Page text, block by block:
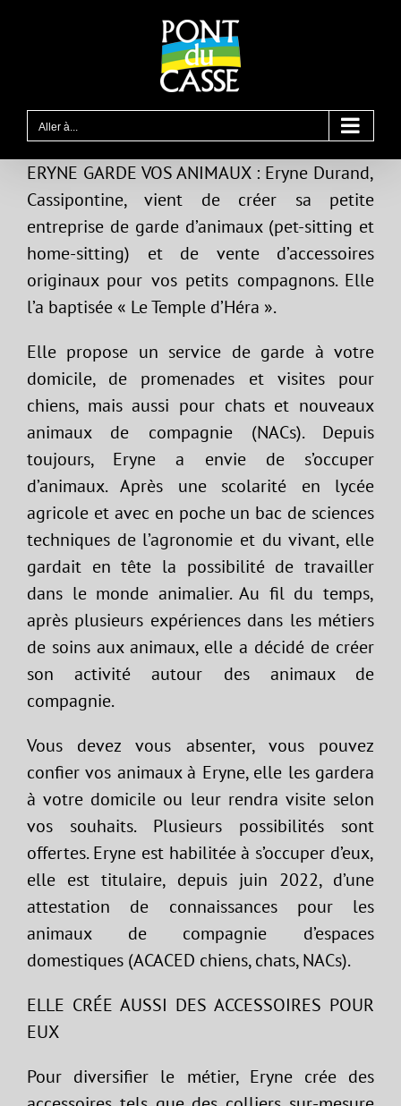
Aller à...
ERYNE GARDE VOS ANIMAUX : Eryne Durand,
Cassipontine, vient de créer sa petite
entreprise de garde d’animaux (pet-sitting et
home-sitting) et de vente d’accessoires
originaux pour vos petits compagnons. Elle
l’a baptisée « Le Temple d’Héra ».
Elle propose un service de garde à votre
domicile, de promenades et visites pour
chiens, mais aussi pour chats et nouveaux
animaux de compagnie (NACs). Depuis
toujours, Eryne a envie de s’occuper
d’animaux. Après une scolarité en lycée
agricole et avec en poche un bac de sciences
techniques de l’agronomie et du vivant, elle
gardait en tête la possibilité de travailler
dans le monde animalier. Au fil du temps,
après plusieurs expériences dans les métiers
de soins aux animaux, elle a décidé de créer
son activité autour des animaux de
compagnie.
Vous devez vous absenter, vous pouvez
confier vos animaux à Eryne, elle les gardera
à votre domicile ou leur rendra visite selon
vos souhaits. Plusieurs possibilités sont
offertes. Eryne est habilitée à s’occuper d’eux,
elle est titulaire, depuis juin 2022, d’une
attestation de connaissances pour les
animaux de compagnie d’espaces
domestiques (ACACED chiens, chats, NACs).
ELLE CRÉE AUSSI DES ACCESSOIRES POUR
EUX
Pour diversifier le métier, Eryne crée des